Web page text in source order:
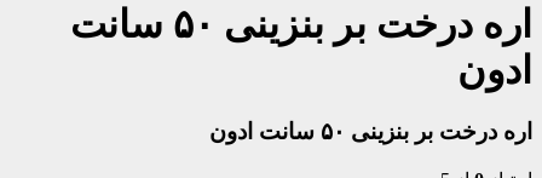
اره درخت بر بنزینی ۵۰ سانت
ادون
اره درخت بر بنزینی ۵۰ سانت ادون